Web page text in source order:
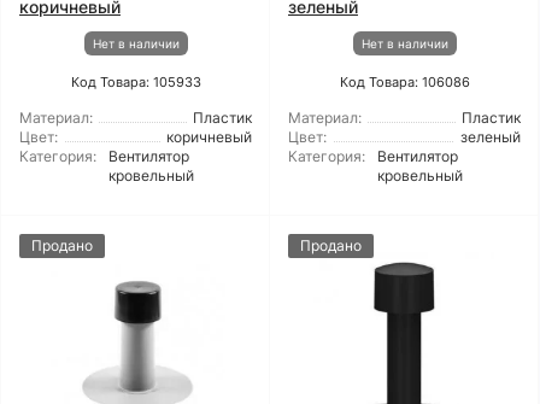
коричневый
Нет в наличии
Код Товара: 105933
Материал:
Пластик
Цвет:
коричневый
Категория:
Вентилятор
кровельный
зеленый
Нет в наличии
Код Товара: 106086
Материал:
Пластик
Цвет:
зеленый
Категория:
Вентилятор
кровельный
Продано Продано